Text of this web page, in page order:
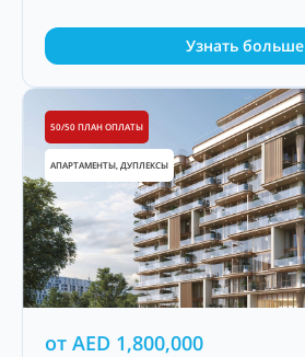
Узнать больше
50/50 ПЛАН ОПЛАТЫ
АПАРТАМЕНТЫ, ДУПЛЕКСЫ
от AED 1,800,000